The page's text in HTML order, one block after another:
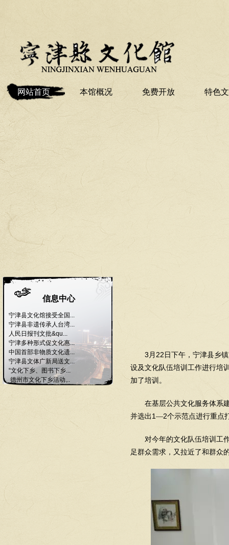
网站首页 本馆概况 免费开放 特色
信息中心
宁津县文化馆接受全国...
宁津县非遗传承人台湾...
人民日报刊文批&qu...
宁津多种形式促文化惠...
中国首部非物质文化遗...
宁津县文体广新局送文...
“文化下乡、图书下乡...
德州市文化下乡活动...
3 月 22 日下午，宁津县乡
设及文化队伍培训工作进行培
加了培训。
在基层公共文化服务体系
并选出 1 —2个示范点进行重点
对今年的文化队伍培训工
足群众需求，又拉近了和群众